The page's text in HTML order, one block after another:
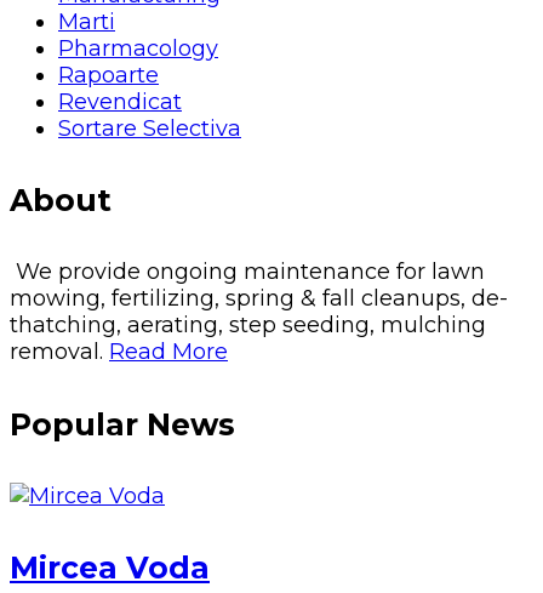
Marti
Pharmacology
Rapoarte
Revendicat
Sortare Selectiva
About
We provide ongoing maintenance for lawn
mowing, fertilizing, spring & fall cleanups, de-
thatching, aerating, step seeding, mulching
removal. Read More
Popular News
Mircea Voda